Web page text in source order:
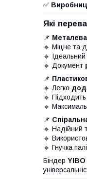
✅
Які
📌
🔹 Міцне та
🔹 Ідеальний
🔹 Документ
📌
🔹 Легко
🔹 Підходить
🔹
📌
🔹 Надійний
🔹
🔹 Гнучка
Біндер YIBO